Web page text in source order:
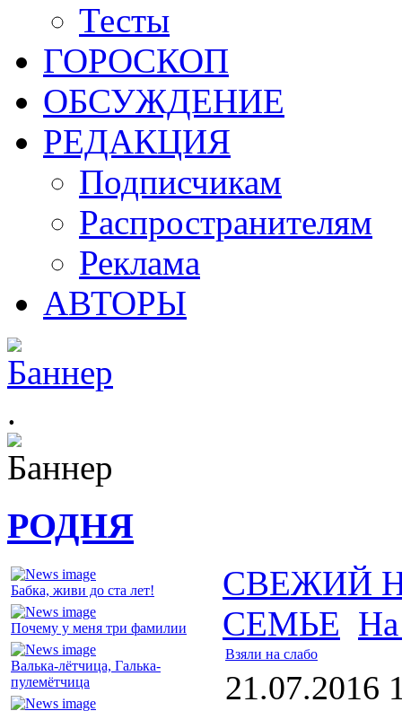
Тесты
ГОРОСКОП
ОБСУЖДЕНИЕ
РЕДАКЦИЯ
Подписчикам
Распространителям
Реклама
АВТОРЫ
.
РОДНЯ
Бабка, живи до ста лет!
Почему у меня три фамилии
Валька-лётчица, Галька-
пулемётчица
СВЕЖИЙ
СЕМЬЕ На
Взяли на слабо
21.07.2016